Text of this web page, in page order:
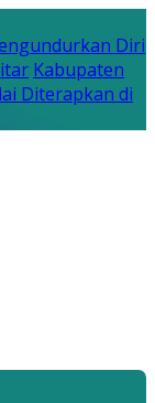
Diri
Kabupaten
Diterapkan di